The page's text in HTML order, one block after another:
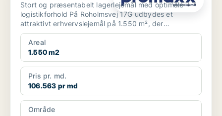
Stort og præsentabelt lagerlejemål med optimale
logistikforhold På Roholmsvej 17G udbydes et
attraktivt erhvervslejemål på 1.550 m², der
kombinerer r...
Areal
1.550 m2
Pris pr. md.
106.563 pr md
Område